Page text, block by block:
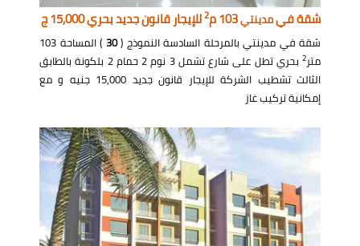
شقة فيمدينتي 2للإيجار قانون جديد بحري 15,000 ج
شقة في مدينتي بالمرحلة السادسة النموذج (30
) المساحة 103
متر2
بحري تطل على شارع تشمل 3 نوم 2 حمام 2 بلكونة بالطابق
الثالث تشطيب الشركة للإيجار قانون جديد 15,000 جنيه و مع
إمكانية تركيب غاز